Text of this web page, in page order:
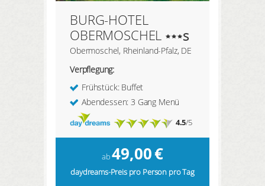
BURG-HOTEL
OBERMOSCHEL
s
Obermoschel, Rheinland-Pfalz, DE
Verpflegung:
Frühstück: Buffet
Abendessen: 3 Gang Menü
4.5/5
ab49,00€
daydreams-Preis pro Person pro Tag